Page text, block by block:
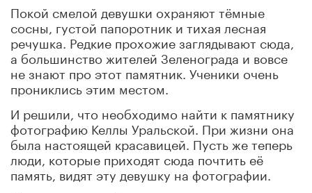
Покой смелой девушки охраняют тёмные
сосны, густой папоротник и тихая лесная
речушка. Редкие прохожие заглядывают сюда,
а большинство жителей Зеленограда и вовсе
не знают про этот памятник. Ученики очень
прониклись этим местом.
И решили, что необходимо найти к памятнику
фотографию Келлы Уральской. При жизни она
была настоящей красавицей. Пусть же теперь
люди, которые приходят сюда почтить её
память, видят эту девушку на фотографии.